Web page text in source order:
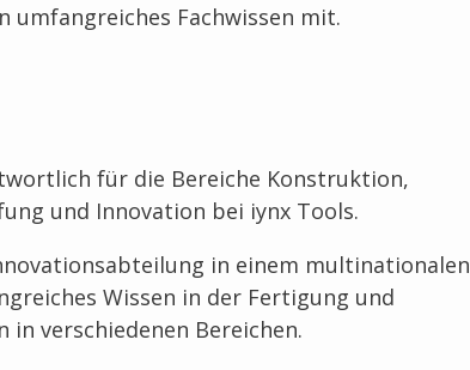
Fachwissen mit.
für die Bereiche Konstruktion,
und Innovation bei iynx Tools.
in einem multinationalen
Wissen in der Fertigung und
verschiedenen Bereichen.